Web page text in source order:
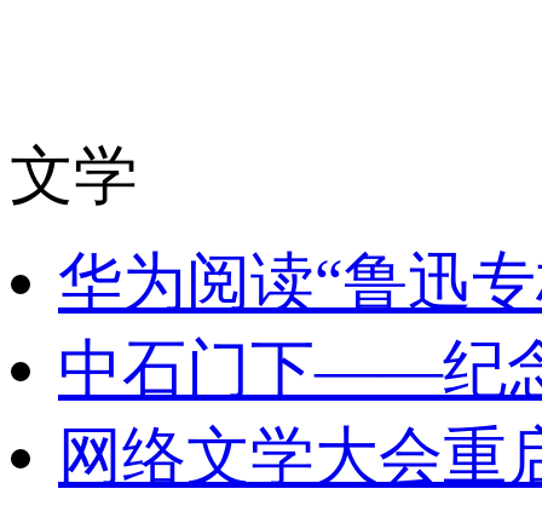
文学
华为阅读“鲁迅
中石门下——纪
网络文学大会重